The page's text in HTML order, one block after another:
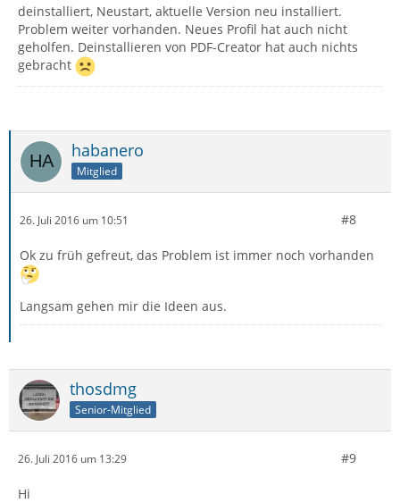
deinstalliert, Neustart, aktuelle Version neu installiert.
Problem weiter vorhanden. Neues Profil hat auch nicht
geholfen. Deinstallieren von PDF-Creator hat auch nichts
gebracht
habanero
Mitglied
26. Juli 2016 um 10:51 #8
Ok zu früh gefreut, das Problem ist immer noch vorhanden
Langsam gehen mir die Ideen aus.
thosdmg
Senior-Mitglied
26. Juli 2016 um 13:29 #9
Hi